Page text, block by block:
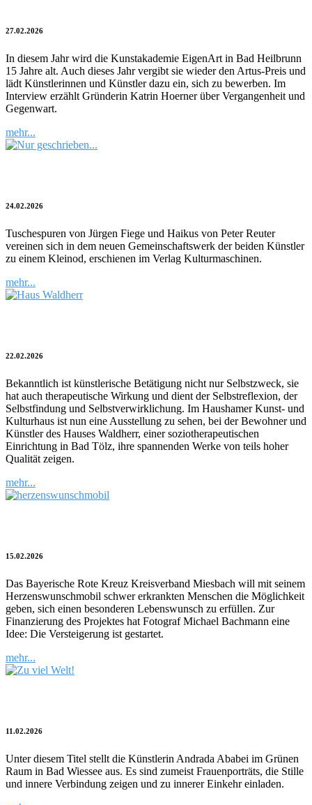
27.02.2026
In diesem Jahr wird die Kunstakademie EigenArt in Bad Heilbrunn
15 Jahre alt. Auch dieses Jahr vergibt sie wieder den Artus-Preis und
lädt Künstlerinnen und Künstler dazu ein, sich zu bewerben. Im
Interview erzählt Gründerin Katrin Hoerner über Vergangenheit und
Gegenwart.
mehr...
24.02.2026
Tuschespuren von Jürgen Fiege und Haikus von Peter Reuter
vereinen sich in dem neuen Gemeinschaftswerk der beiden Künstler
zu einem Kleinod, erschienen im Verlag Kulturmaschinen.
mehr...
22.02.2026
Bekanntlich ist künstlerische Betätigung nicht nur Selbstzweck, sie
hat auch therapeutische Wirkung und dient der Selbstreflexion, der
Selbstfindung und Selbstverwirklichung. Im Haushamer Kunst- und
Kulturhaus ist nun eine Ausstellung zu sehen, bei der Bewohner und
Künstler des Hauses Waldherr, einer soziotherapeutischen
Einrichtung in Bad Tölz, ihre spannenden Werke von teils hoher
Qualität zeigen.
mehr...
15.02.2026
Das Bayerische Rote Kreuz Kreisverband Miesbach will mit seinem
Herzenswunschmobil schwer erkrankten Menschen die Möglichkeit
geben, sich einen besonderen Lebenswunsch zu erfüllen. Zur
Finanzierung des Projektes hat Fotograf Michael Bachmann eine
Idee: Die Versteigerung ist gestartet.
mehr...
11.02.2026
Unter diesem Titel stellt die Künstlerin Andrada Ababei im Grünen
Raum in Bad Wiessee aus. Es sind zumeist Frauenporträts, die Stille
und innere Verbindung zeigen und zu innerer Einkehr einladen.